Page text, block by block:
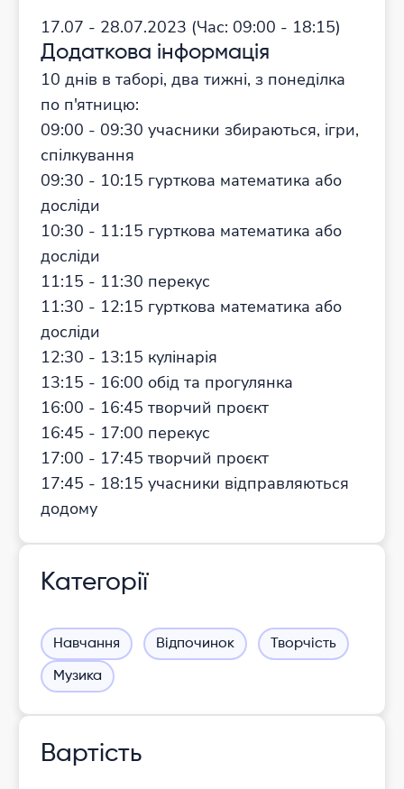
17.07 - 28.07.2023 (Час: 09:00 - 18:15)
Додаткова інформація
10 днів в таборі, два тижні, з понеділка
по п'ятницю:
09:00 - 09:30 учасники збираються, ігри,
спілкування
09:30 - 10:15 гурткова математика або
досліди
10:30 - 11:15 гурткова математика або
досліди
11:15 - 11:30 перекус
11:30 - 12:15 гурткова математика або
досліди
12:30 - 13:15 кулінарія
13:15 - 16:00 обід та прогулянка
16:00 - 16:45 творчий проєкт
16:45 - 17:00 перекус
17:00 - 17:45 творчий проєкт
17:45 - 18:15 учасники відправляються
додому
Категорії
Навчання Відпочинок Творчість
Музика
Вартість